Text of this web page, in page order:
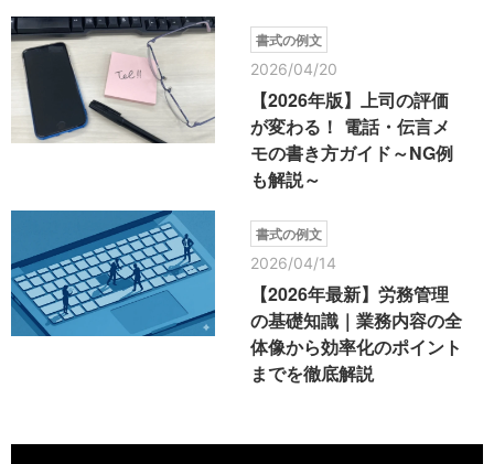
書式の例文
2026/04/20
【2026年版】上司の評価
が変わる！ 電話・伝言メ
モの書き方ガイド～NG例
も解説～
書式の例文
2026/04/14
【2026年最新】労務管理
の基礎知識｜業務内容の全
体像から効率化のポイント
までを徹底解説